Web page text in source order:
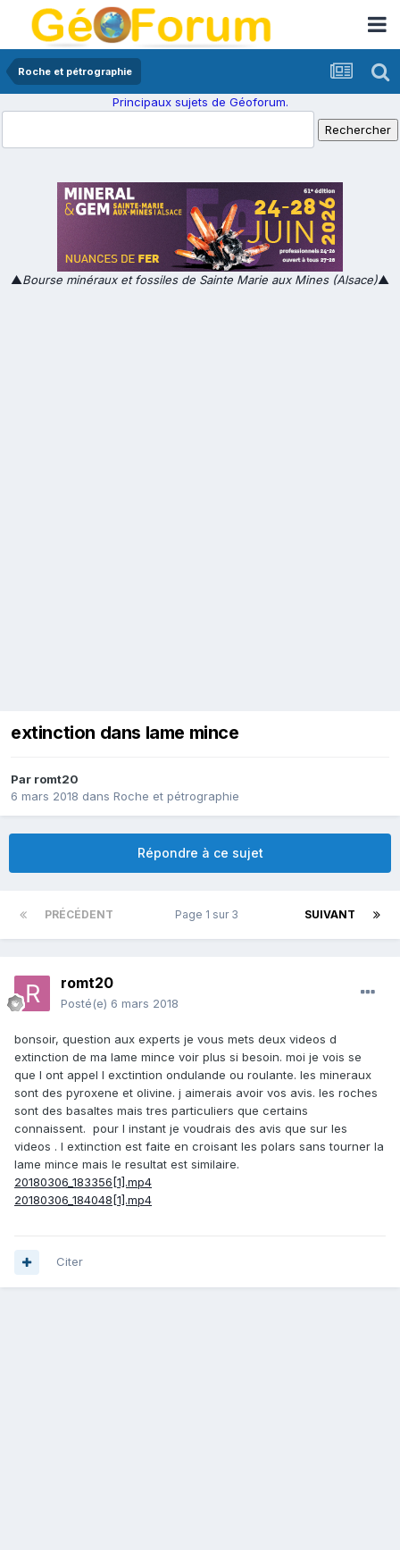
Roche et pétrographie
Principaux sujets de Géoforum.
▲Bourse minéraux et fossiles de Sainte Marie aux Mines (Alsace)▲
extinction dans lame mince
Par romt20
6 mars 2018 dans Roche et pétrographie
Répondre à ce sujet
PRÉCÉDENT SUIVANT
Page 1 sur 3
romt20
Posté(e) 6 mars 2018
bonsoir, question aux experts je vous mets deux videos d
extinction de ma lame mince voir plus si besoin. moi je vois se
que l ont appel l exctintion ondulande ou roulante. les mineraux
sont des pyroxene et olivine. j aimerais avoir vos avis. les roches
sont des basaltes mais tres particuliers que certains
connaissent. pour l instant je voudrais des avis que sur les
videos . l extinction est faite en croisant les polars sans tourner la
lame mince mais le resultat est similaire.
20180306_183356[1].mp4
20180306_184048[1].mp4
Citer